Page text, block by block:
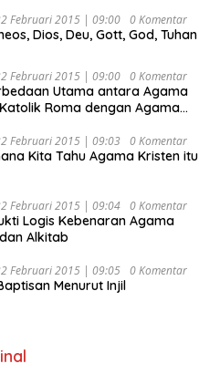
Anti Penjajahan
Ekonomi Politik Indonesia) &
Perekonomian Nasional dan
Sosial dalam Menata
Indonesia Emas 2045”,
Februari 2015 | 09:00 0 Komentar
Dios, Deu, Gott, God, Tuhan
Februari 2015 | 09:00 0 Komentar
Utama antara Agama
Roma dengan Agama
Februari 2015 | 09:03 0 Komentar
Kita Tahu Agama Kristen itu
Februari 2015 | 09:04 0 Komentar
Logis Kebenaran Agama
Alkitab
Februari 2015 | 09:05 0 Komentar
Menurut Injil